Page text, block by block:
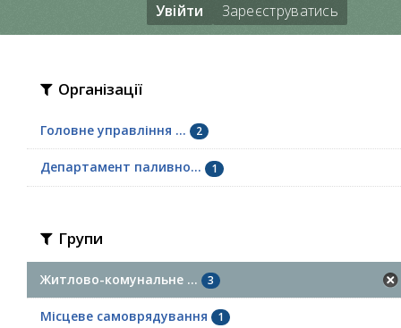
Увійти Зареєструватись
Організації
Головне управління ... 2
Департамент паливно... 1
Групи
Житлово-комунальне ... 3
Місцеве самоврядування 1